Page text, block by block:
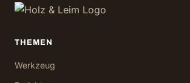
THEMEN
Werkzeug